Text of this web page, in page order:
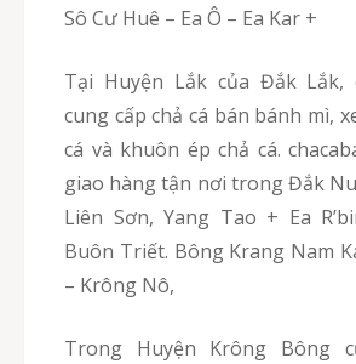
Sô Cư Huê – Ea Ô – Ea Kar +
Tại Huyện Lắk của Đắk Lắk, chúng tôi có
cung cấp chả cá bán bánh mì,
cá và khuôn ép chả cá.
giao hàng tận nơi trong Đắk
Liên Sơn, Yang Tao + Ea
Buôn Triết. Bông Krang Nam
– Krông Nô,
Trong Huyện Krông Bông của Đắk Lắk,